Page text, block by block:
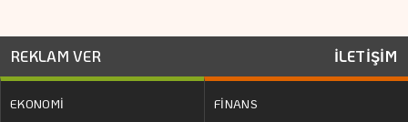
REKLAM VER İLETİŞİM
EKONOMİ
FİNANS